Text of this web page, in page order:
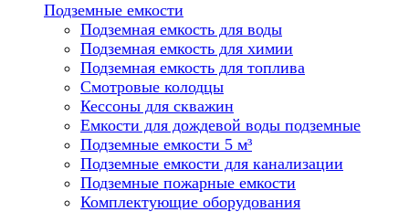
Подземные емкости
Подземная емкость для воды
Подземная емкость для химии
Подземная емкость для топлива
Смотровые колодцы
Кессоны для скважин
Емкости для дождевой воды подземные
Подземные емкости 5 м³
Подземные емкости для канализации
Подземные пожарные емкости
Комплектующие оборудования